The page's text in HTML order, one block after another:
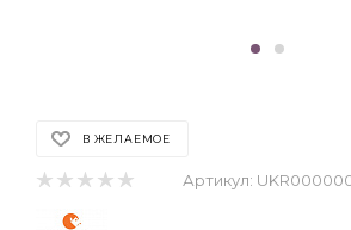
В ЖЕЛАЕМОЕ
Артикул: